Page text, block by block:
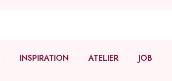
INSPIRATION ATELIER JOB